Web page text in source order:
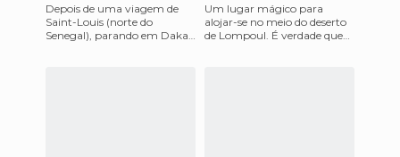
Depois de uma viagem de
Saint-Louis (norte do
Senegal), parando em Dakar
Um lugar mágico para
alojar-se no meio do deserto
de Lompoul. É verdade que